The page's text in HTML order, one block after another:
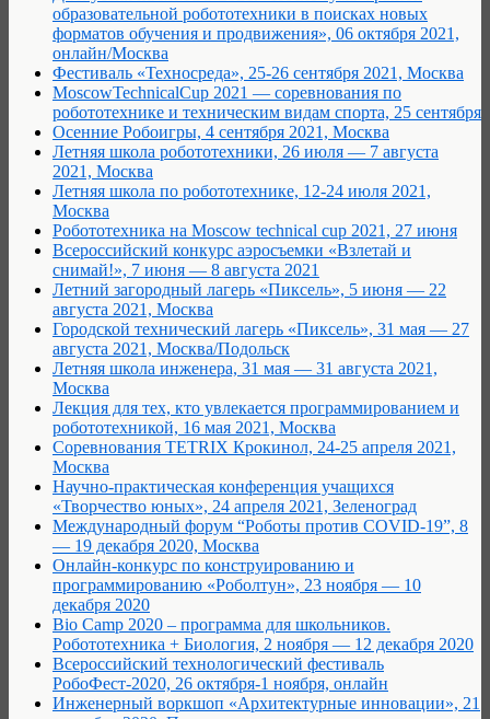
образовательной робототехники в поисках новых
форматов обучения и продвижения», 06 октября 2021,
онлайн/Москва
Фестиваль «Техносреда», 25-26 сентября 2021, Москва
MoscowTechnicalCup 2021 — соревнования по
робототехнике и техническим видам спорта, 25 сентября
Осенние Робоигры, 4 сентября 2021, Москва
Летняя школа робототехники, 26 июля — 7 августа
2021, Москва
Летняя школа по робототехнике, 12-24 июля 2021,
Москва
Робототехника на Moscow technical cup 2021, 27 июня
Всероссийский конкурс аэросъемки «Взлетай и
снимай!», 7 июня — 8 августа 2021
Летний загородный лагерь «Пиксель», 5 июня — 22
августа 2021, Москва
Городской технический лагерь «Пиксель», 31 мая — 27
августа 2021, Москва/Подольск
Летняя школа инженера, 31 мая — 31 августа 2021,
Москва
Лекция для тех, кто увлекается программированием и
робототехникой, 16 мая 2021, Москва
Соревнования TETRIX Крокинол, 24-25 апреля 2021,
Москва
Научно-практическая конференция учащихся
«Творчество юных», 24 апреля 2021, Зеленоград
Международный форум “Роботы против COVID-19”, 8
— 19 декабря 2020, Москва
Онлайн-конкурс по конструированию и
программированию «Роболтун», 23 ноября — 10
декабря 2020
Bio Camp 2020 – программа для школьников.
Робототехника + Биология, 2 ноября — 12 декабря 2020
Всероссийский технологический фестиваль
РобоФест-2020, 26 октября-1 ноября, онлайн
Инженерный воркшоп «Архитектурные инновации», 21